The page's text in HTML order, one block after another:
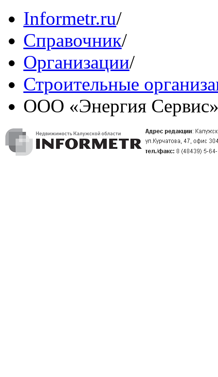
Informetr.ru/
Справочник/
Организации/
Строительные
ООО «Энергия